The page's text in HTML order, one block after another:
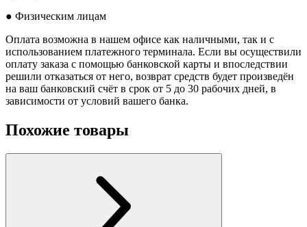
● Физическим лицам
Оплата возможна в нашем офисе как наличными, так и с
использованием платежного терминала. Если вы осуществили
оплату заказа с помощью банковской карты и впоследствии
решили отказаться от него, возврат средств будет произведён
на ваш банковский счёт в срок от 5 до 30 рабочих дней, в
зависимости от условий вашего банка.
Похожие товары